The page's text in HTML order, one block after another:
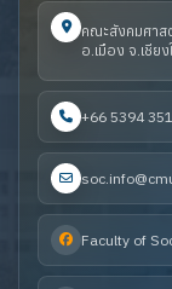
คณะสังคมศาส
อ.เมือง จ.เชีย
+66 5394
Faculty of